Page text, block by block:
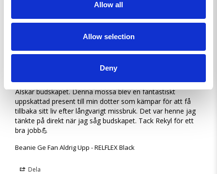
Allow all
Allow selection
Deny
Dela
Morgan L.
OUTSTANDING.
Älskar budskapet. Denna mössa blev en fantastiskt
uppskattad present till min dotter som kämpar för att få
tillbaka sitt liv efter långvarigt missbruk. Det var henne jag
tänkte på direkt när jag såg budskapet. Tack Rekyl för ett
bra jobb💪
Beanie Ge Fan Aldrig Upp - RELFLEX Black
Dela